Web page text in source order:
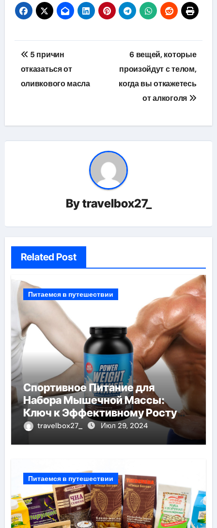
Навигация
по
записям
5 причин
отказаться от
оливкового масла
6 вещей, которые
произойдут с телом,
когда вы откажетесь
от алкоголя
Bytravelbox27_
Related Post
Питаемся в путешествии
Спортивное Питание для
Набора Мышечной Массы:
Ключ к Эффективному Росту
Мышц
travelbox27_ Июл 29, 2024
Питаемся в путешествии